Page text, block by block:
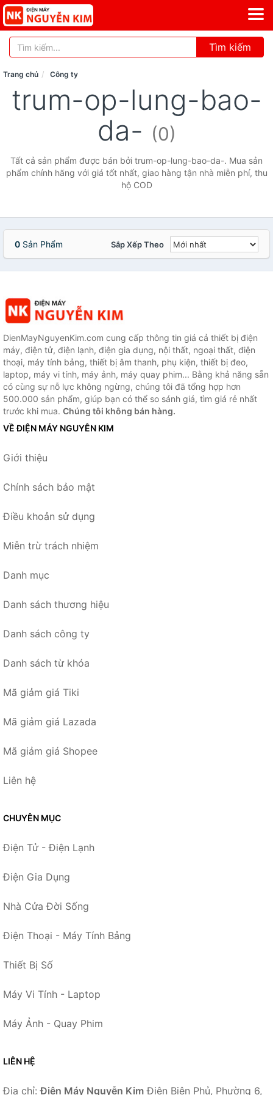
Tìm kiếm
Trang chủ Công ty
trum-op-lung-bao-
da- (0)
Tất cả sản phẩm được bán bởi trum-op-lung-bao-da-. Mua sản
phẩm chính hãng với giá tốt nhất, giao hàng tận nhà miễn phí, thu
hộ COD
0 Sản Phẩm Sắp Xếp Theo
DienMayNguyenKim.com cung cấp thông tin giá cả thiết bị điện
máy, điện tử, điện lạnh, điện gia dụng, nội thất, ngoại thất, điện
thoại, máy tính bảng, thiết bị âm thanh, phụ kiện, thiết bị đeo,
laptop, máy vi tính, máy ảnh, máy quay phim... Bằng khả năng sẵn
có cùng sự nỗ lực không ngừng, chúng tôi đã tổng hợp hơn
500.000 sản phẩm, giúp bạn có thể so sánh giá, tìm giá rẻ nhất
trước khi mua. Chúng tôi không bán hàng.
VỀ ĐIỆN MÁY NGUYỄN KIM
Giới thiệu
Chính sách bảo mật
Điều khoản sử dụng
Miễn trừ trách nhiệm
Danh mục
Danh sách thương hiệu
Danh sách công ty
Danh sách từ khóa
Mã giảm giá Tiki
Mã giảm giá Lazada
Mã giảm giá Shopee
Liên hệ
CHUYÊN MỤC
Điện Tử - Điện Lạnh
Điện Gia Dụng
Nhà Cửa Đời Sống
Điện Thoại - Máy Tính Bảng
Thiết Bị Số
Máy Vi Tính - Laptop
Máy Ảnh - Quay Phim
LIÊN HỆ
Địa chỉ:Điện Máy Nguyễn Kim Điện Biên Phủ, Phường 6,